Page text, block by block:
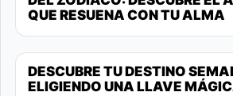
QUE RESUENA CON TU ALMA
DESCUBRE TU DESTINO
ELIGIENDO UNA LLAVE